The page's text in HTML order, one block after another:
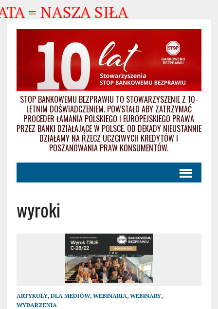
NASZA SIŁA
STOP BANKOWEMU BEZPRAWIU TO STOWARZYSZENIE Z 10-
LETNIM DOŚWIADCZENIEM. POWSTAŁO ABY ZATRZYMAĆ
PROCEDER ŁAMANIA POLSKIEGO I EUROPEJSKIEGO PRAWA
PRZEZ BANKI DZIAŁAJĄCE W POLSCE. OD DEKADY NIEUSTANNIE
DZIAŁAMY NA RZECZ UCZCIWYCH KREDYTÓW I
POSZANOWANIA PRAW KONSUMENTÓW.
wyroki
ARTYKUŁY, DLA MEDIÓW, WEBINARIA, WEBINARY,
WYDARZENIA